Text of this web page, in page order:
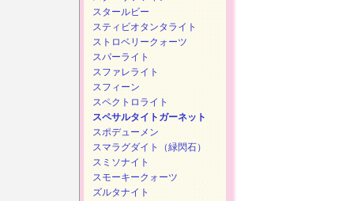
スタールビー
スティビオタンタライト
ストロベリークォーツ
スパーライト
スファレライト
スフィーン
スペクトロライト
スペサルタイトガーネット
スポデューメン
スマラグダイト（緑閃石）
スミソナイト
スモーキークォーツ
ズルタナイト